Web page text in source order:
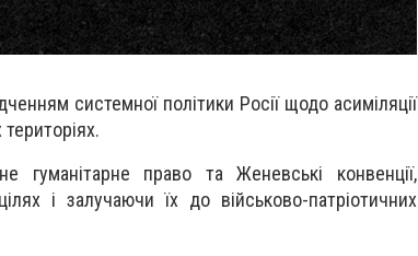
системної політики Росії щодо асиміляції
територіях.
право та Женевські конвенції,
і залучаючи їх до військово-патріотичних